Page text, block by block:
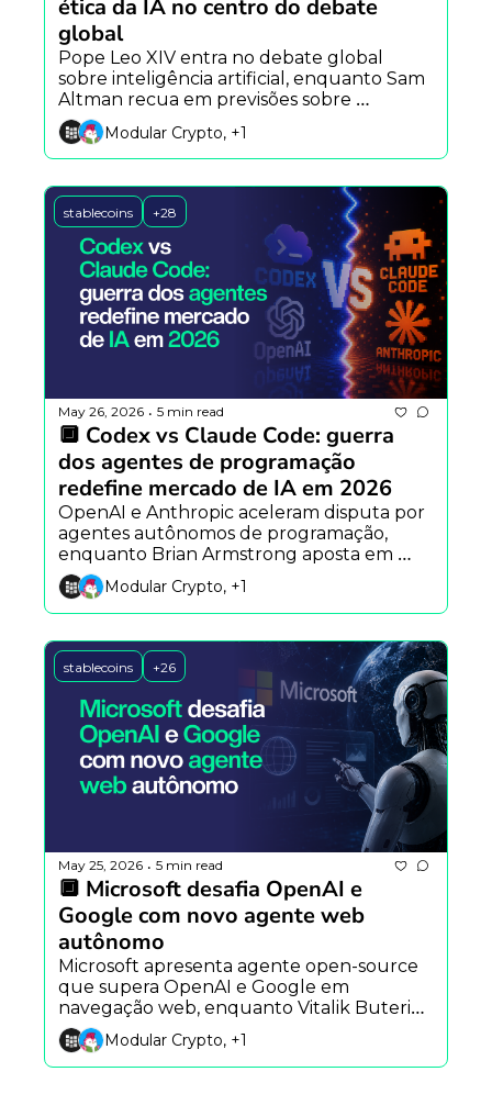
ética da IA no centro do debate
global
Pope Leo XIV entra no debate global
sobre inteligência artificial, enquanto Sam
Altman recua em previsões sobre
empregos e fundador da OpenZeppelin
alerta para crise de segurança no DeFi.
Modular Crypto, +1
stablecoins +28
May 26, 2026 • 5 min read
🔲 Codex vs Claude Code: guerra
dos agentes de programação
redefine mercado de IA em 2026
OpenAI e Anthropic aceleram disputa por
agentes autônomos de programação,
enquanto Brian Armstrong aposta em
finanças totalmente onchain e Vitalik
Buterin defende IA aplicada à segurança
blockchain.
Modular Crypto, +1
stablecoins +26
May 25, 2026 • 5 min read
🔲 Microsoft desafia OpenAI e
Google com novo agente web
autônomo
Microsoft apresenta agente open-source
que supera OpenAI e Google em
navegação web, enquanto Vitalik Buterin
propõe Ethereum Foundation mais
enxuta e a Argentina testa IA para prever
impactos sociais.
Modular Crypto, +1